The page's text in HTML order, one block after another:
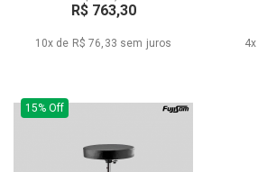
R$ 763,30
10x de R$ 76,33 sem juros
15% Off